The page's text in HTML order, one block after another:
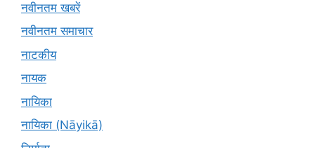
नवीनतम खबरें
नवीनतम समाचार
नाटकीय
नायक
नायिका
नायिका (Nāyikā)